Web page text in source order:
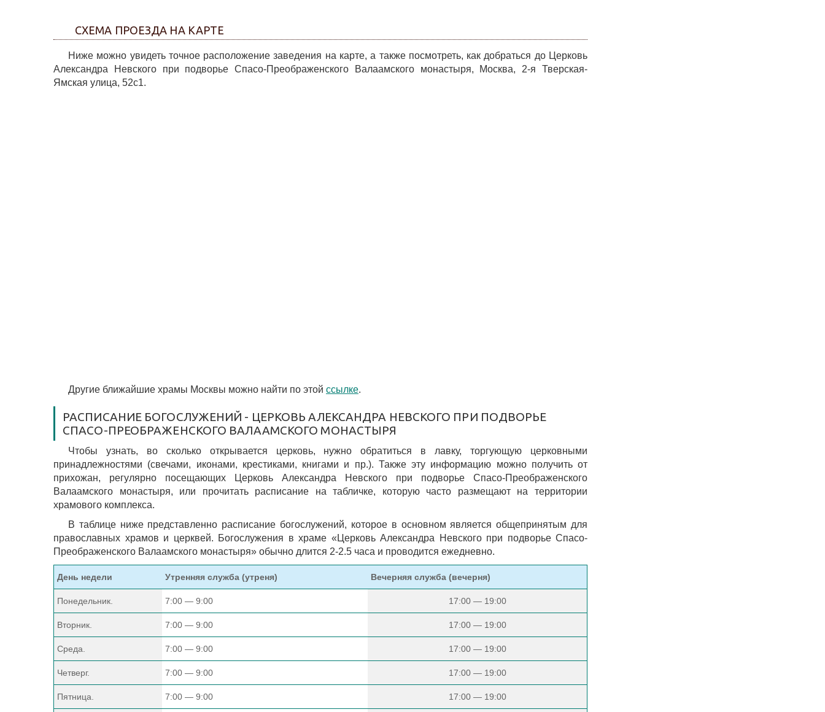
СХЕМА ПРОЕЗДА НА КАРТЕ
Ниже можно увидеть точное расположение заведения на карте, а также посмотреть, как добраться до Церковь
Александра Невского при подворье Спасо-Преображенского Валаамского монастыря, Москва, 2-я Тверская-
Ямская улица, 52с1.
Другие ближайшие храмы Москвы можно найти по этой ссылке.
РАСПИСАНИЕ БОГОСЛУЖЕНИЙ - ЦЕРКОВЬ АЛЕКСАНДРА НЕВСКОГО ПРИ ПОДВОРЬЕ
СПАСО-ПРЕОБРАЖЕНСКОГО ВАЛААМСКОГО МОНАСТЫРЯ
Чтобы узнать, во сколько открывается церковь, нужно обратиться в лавку, торгующую церковными
принадлежностями (свечами, иконами, крестиками, книгами и пр.). Также эту информацию можно получить от
прихожан, регулярно посещающих Церковь Александра Невского при подворье Спасо-Преображенского
Валаамского монастыря, или прочитать расписание на табличке, которую часто размещают на территории
храмового комплекса.
В таблице ниже представленно расписание богослужений, которое в основном является общепринятым для
православных храмов и церквей. Богослужения в храме «Церковь Александра Невского при подворье Спасо-
Преображенского Валаамского монастыря» обычно длится 2-2.5 часа и проводится ежедневно.
День недели Утренняя служба (утреня) Вечерняя служба (вечерня)
Понедельник. 7:00 — 9:00 17:00 — 19:00
Вторник. 7:00 — 9:00 17:00 — 19:00
Среда. 7:00 — 9:00 17:00 — 19:00
Четверг. 7:00 — 9:00 17:00 — 19:00
Пятница. 7:00 — 9:00 17:00 — 19:00